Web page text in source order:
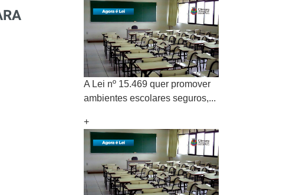
A Lei nº 15.469 quer promover
ambientes escolares seguros,...
+